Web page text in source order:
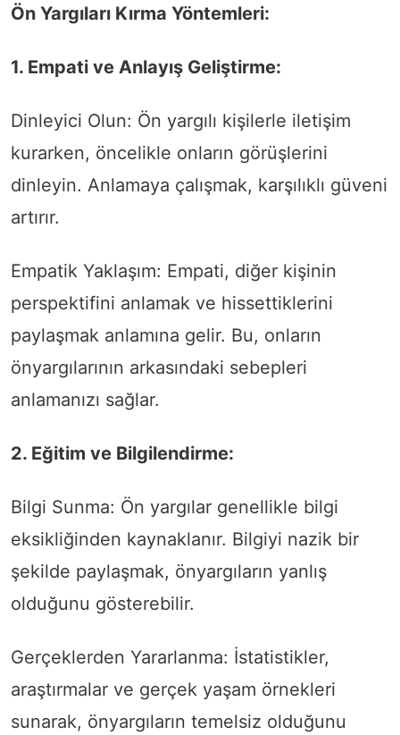
Ön Yargıları Kırma Yöntemleri:
1. Empati ve Anlayış Geliştirme:
Dinleyici Olun: Ön yargılı kişilerle iletişim
kurarken, öncelikle onların görüşlerini
dinleyin. Anlamaya çalışmak, karşılıklı güveni
artırır.
Empatik Yaklaşım: Empati, diğer kişinin
perspektifini anlamak ve hissettiklerini
paylaşmak anlamına gelir. Bu, onların
önyargılarının arkasındaki sebepleri
anlamanızı sağlar.
2. Eğitim ve Bilgilendirme:
Bilgi Sunma: Ön yargılar genellikle bilgi
eksikliğinden kaynaklanır. Bilgiyi nazik bir
şekilde paylaşmak, önyargıların yanlış
olduğunu gösterebilir.
Gerçeklerden Yararlanma: İstatistikler,
araştırmalar ve gerçek yaşam örnekleri
sunarak, önyargıların temelsiz olduğunu